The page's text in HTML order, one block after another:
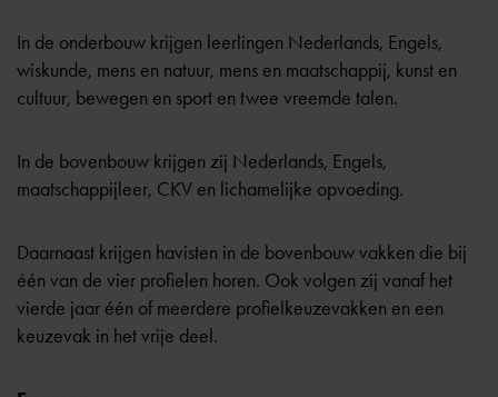
In de onderbouw krijgen leerlingen Nederlands, Engels,
wiskunde, mens en natuur, mens en maatschappij, kunst en
cultuur, bewegen en sport en twee vreemde talen.
In de bovenbouw krijgen zij Nederlands, Engels,
maatschappijleer, CKV en lichamelijke opvoeding.
Daarnaast krijgen havisten in de bovenbouwvakken die bij
één van de vier profielen horen. Ook volgen zij vanaf het
vierde jaar één of meerdere profielkeuzevakken en een
keuzevak in het vrije deel.